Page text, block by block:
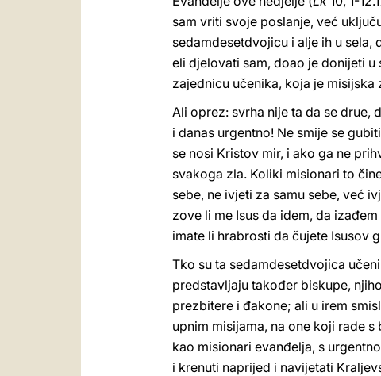
sam vriti svoje poslanje, već
sedamdesetdvojicu i alje ih u sela,
eli djelovati sam, doao je donijeti
zajednicu učenika, koja je misijska
Ali oprez: svrha nije ta da se drue,
i danas urgentno! Ne smije se
se nosi Kristov mir, i ako ga ne
svakoga zla. Koliki misionari to
sebe, ne ivjeti za samu sebe, već
zove li me Isus da idem, da
imate li hrabrosti da čujete Isusov
Tko su ta sedamdesetdvojica
predstavljaju također biskupe,
prezbitere i đakone; ali u irem
upnim misijama, na one koji rade
kao misionari evanđelja, s
i krenuti naprijed i navijetati